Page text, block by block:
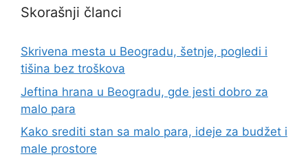
Skorašnji članci
Skrivena mesta u Beogradu, šetnje, pogledi i
tišina bez troškova
Jeftina hrana u Beogradu, gde jesti dobro za
malo para
Kako srediti stan sa malo para, ideje za budžet i
male prostore